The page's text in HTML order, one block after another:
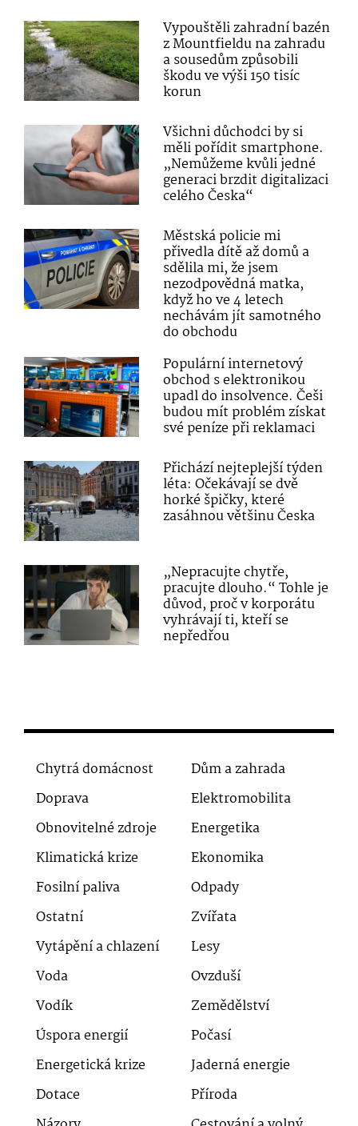
Vypouštěli zahradní bazén
z Mountfieldu na zahradu
a sousedům způsobili
škodu ve výši 150 tisíc
korun
Všichni důchodci by si
měli pořídit smartphone.
„Nemůžeme kvůli jedné
generaci brzdit digitalizaci
celého Česka“
Městská policie mi
přivedla dítě až domů a
sdělila mi, že jsem
nezodpovědná matka,
když ho ve 4 letech
nechávám jít samotného
do obchodu
Populární internetový
obchod s elektronikou
upadl do insolvence. Češi
budou mít problém získat
své peníze při reklamaci
Přichází nejteplejší týden
léta: Očekávají se dvě
horké špičky, které
zasáhnou většinu Česka
„Nepracujte chytře,
pracujte dlouho.“ Tohle je
důvod, proč v korporátu
vyhrávají ti, kteří se
nepředřou
Chytrá domácnost
Dům a zahrada
Doprava
Elektromobilita
Obnovitelné zdroje
Energetika
Klimatická krize
Ekonomika
Fosilní paliva
Odpady
Ostatní
Zvířata
Vytápění a chlazení
Lesy
Voda
Ovzduší
Vodík
Zemědělství
Úspora energií
Počasí
Energetická krize
Jaderná energie
Dotace
Příroda